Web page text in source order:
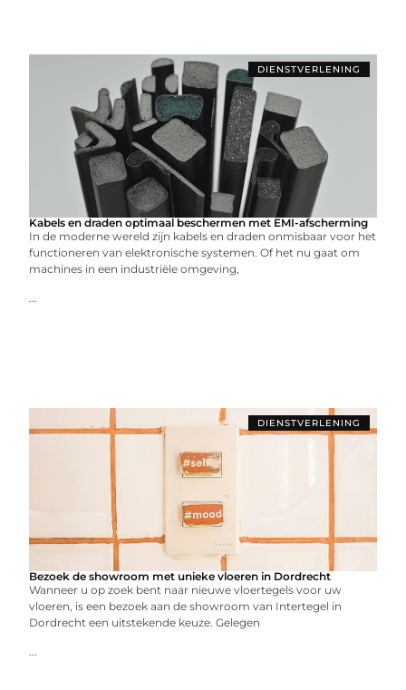
DIENSTVERLENING
Kabels en draden optimaal beschermen met EMI-afscherming
In de moderne wereld zijn kabels en draden onmisbaar voor het
functioneren van elektronische systemen. Of het nu gaat om
machines in een industriële omgeving,
...
DIENSTVERLENING
Bezoek de showroom met unieke vloeren in Dordrecht
Wanneer u op zoek bent naar nieuwe vloertegels voor uw
vloeren, is een bezoek aan de showroom van Intertegel in
Dordrecht een uitstekende keuze. Gelegen
...